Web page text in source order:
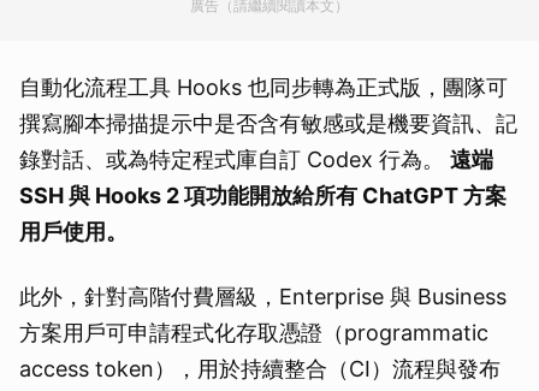
廣告（請繼續閱讀本文）
自動化流程工具 Hooks 也同步轉為正式版，團隊可
撰寫腳本掃描提示中是否含有敏感或是機要資訊、記
錄對話、或為特定程式庫自訂 Codex 行為。 遠端
SSH 與 Hooks 2 項功能開放給所有 ChatGPT 方案
用戶使用。
此外，針對高階付費層級，Enterprise 與 Business
方案用戶可申請程式化存取憑證（programmatic
access token），用於持續整合（CI）流程與發布